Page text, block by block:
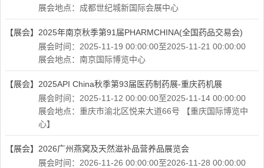
展会地点：成都世纪城新国际会展中心
【展会】 2025年南京秋季第91届PHARMCHINA(全国药品交易会)
展会时间：2025-11-19 00:00:00至2025-11-21 00:00:00
展会地点：南京国际博览中心
【展会】 2025API China秋季第93届医药制药展-重庆药机展
展会时间：2025-11-12 00:00:00至2025-11-14 00:00:00
展会地点：重庆市渝北区悦来大道66号 【重庆国际博览中
心】
【展会】 2026广州燕窝及天然滋补品营养品展览会
展会时间：2026-11-26 00:00:00至2026-11-28 00:00:00